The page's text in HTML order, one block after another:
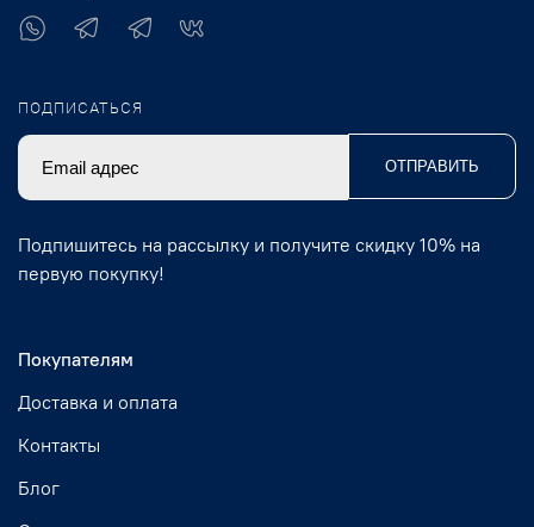
Покупателям
Доставка и оплата
Контакты
Блог
ПОДПИСАТЬСЯ
ОТПРАВИТЬ
Подпишитесь на рассылку и получите скидку 10% на
первую покупку!